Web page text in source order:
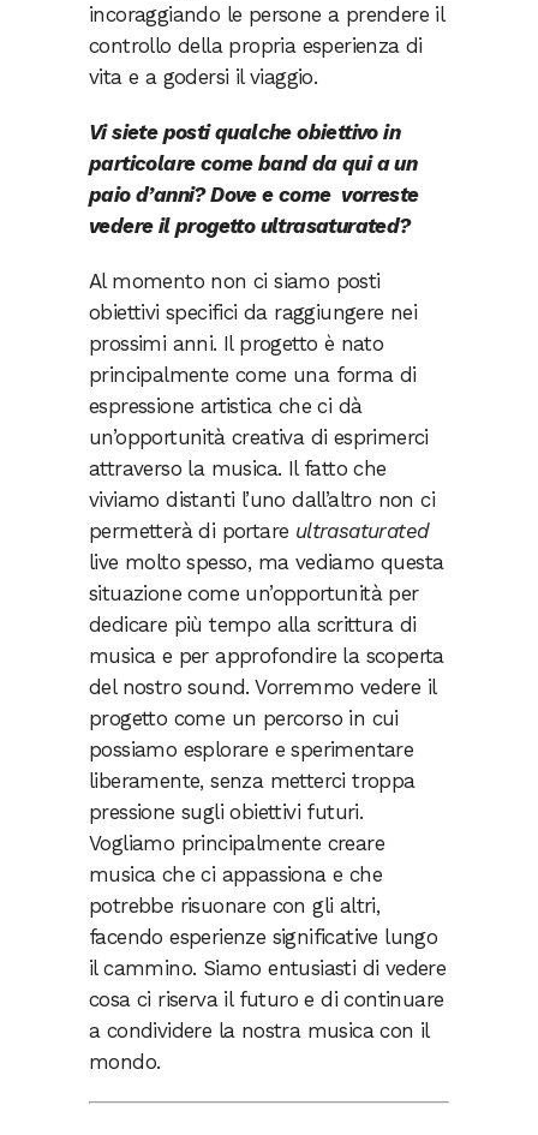
incoraggiando le persone a prendere il
controllo della propria esperienza di
vita e a godersi il viaggio.
Vi siete posti qualche obiettivo in
particolare come band da qui a un
paio d’anni? Dove e come vorreste
vedere il progetto ultrasaturated?
Al momento non ci siamo posti
obiettivi specifici da raggiungere nei
prossimi anni. Il progetto è nato
principalmente come una forma di
espressione artistica che ci dà
un’opportunità creativa di esprimerci
attraverso la musica. Il fatto che
viviamo distanti l’uno dall’altro non ci
permetterà di portare ultrasaturated
live molto spesso, ma vediamo questa
situazione come un’opportunità per
dedicare più tempo alla scrittura di
musica e per approfondire la scoperta
del nostro sound. Vorremmo vedere il
progetto come un percorso in cui
possiamo esplorare e sperimentare
liberamente, senza metterci troppa
pressione sugli obiettivi futuri.
Vogliamo principalmente creare
musica che ci appassiona e che
potrebbe risuonare con gli altri,
facendo esperienze significative lungo
il cammino. Siamo entusiasti di vedere
cosa ci riserva il futuro e di continuare
a condividere la nostra musica con il
mondo.